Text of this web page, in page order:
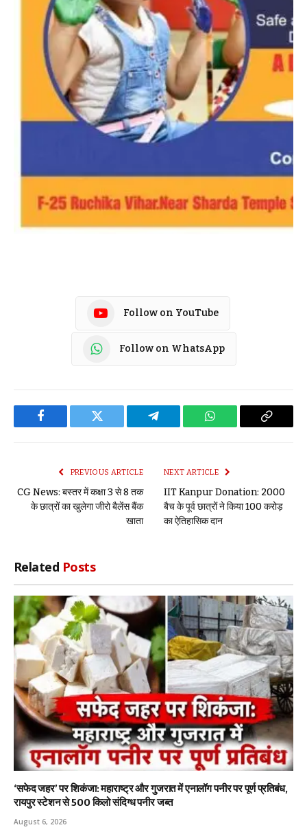
Follow on YouTube
Follow on WhatsApp
Facebook Twitter Telegram WhatsApp Copy
PREVIOUS ARTICLE
CG News: बस्तर में कक्षा 3 से 8 तक
के छात्रों का खुलेगा जीरो बैलेंस बैंक
खाता
NEXT ARTICLE
IIT Kanpur Donation: 2000
बैच के पूर्व छात्रों ने किया 100 करोड़
का ऐतिहासिक दान
Related Posts
‘सफेद जहर’ पर शिकंजा: महाराष्ट्र और गुजरात में एनालॉग पनीर पर पूर्ण प्रतिबंध,
रायपुर स्टेशन से 500 किलो संदिग्ध पनीर जब्त
August 6, 2026